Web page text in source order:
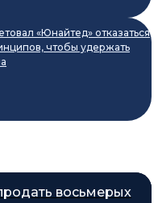
«Юнайтед» отказаться
чтобы удержать
восьмерых